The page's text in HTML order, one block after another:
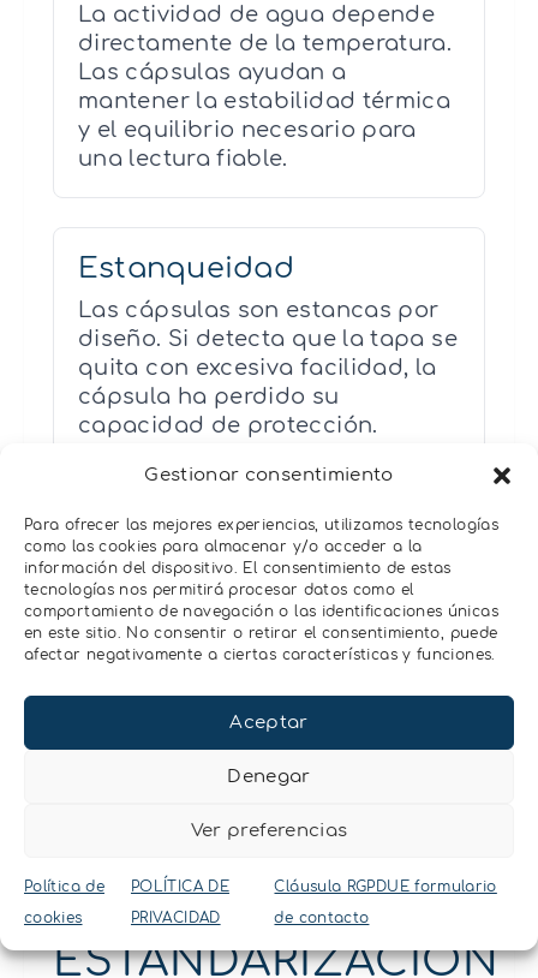
Gestionar consentimiento
Para ofrecer las mejores experiencias, utilizamos tecnologías
como las cookies para almacenar y/o acceder a la
información del dispositivo. El consentimiento de estas
tecnologías nos permitirá procesar datos como el
comportamiento de navegación o las identificaciones únicas
en este sitio. No consentir o retirar el consentimiento, puede
afectar negativamente a ciertas características y funciones.
Aceptar
Denegar
Ver preferencias
Política de
cookies
POLÍTICA DE
PRIVACIDAD
Cláusula RGPDUE formulario
de contacto
La actividad de agua depende
directamente de la temperatura.
Las cápsulas ayudan a
mantener la estabilidad térmica
y el equilibrio necesario para
una lectura fiable.
Estanqueidad
Las cápsulas son estancas por
diseño. Si detecta que la tapa se
quita con excesiva facilidad, la
cápsula ha perdido su
capacidad de protección.
Recomendación ISO:18787:
Podéis consultar más
información sobre la
preparación de muestras
siguiendo las recomendaciones
alimentos de consumo humano
incluimos un vídeo explicativo
EFICIENCIA Y
ESTANDARIZACIÓN